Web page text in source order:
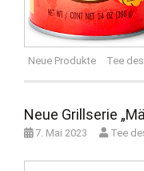
Neue Produkte
Tee
Neue Grillserie
7. Mai 2023 Tee